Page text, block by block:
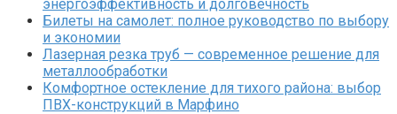
энергоэффективность и долговечность
Билеты на самолет: полное руководство по выбору
и экономии
Лазерная резка труб — современное решение для
металлообработки
Комфортное остекление для тихого района: выбор
ПВХ-конструкций в Марфино